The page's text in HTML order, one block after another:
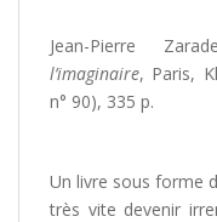
Jean-Pierre
l’imaginaire, Paris,
n° 90), 335 p.
Un livre sous forme
très vite devenir